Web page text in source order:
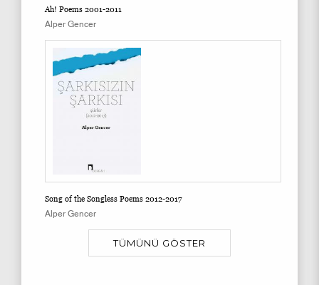
Ah! Poems 2001-2011
Alper Gencer
Song of the Songless Poems 2012-2017
Alper Gencer
TÜMÜNÜ GÖSTER